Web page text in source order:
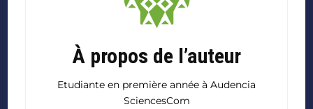
À propos de l’auteur
Etudiante en première année à Audencia
SciencesCom